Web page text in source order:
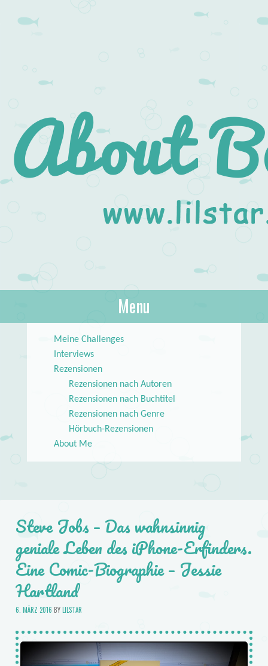
About Books
lilstar.de
Menu
Meine Challenges
Interviews
Rezensionen
Rezensionen nach Autoren
Rezensionen nach Buchtitel
Rezensionen nach Genre
Hörbuch-Rezensionen
About Me
Steve Jobs – Das wahnsinnig
geniale Leben des iPhone-Erfinders.
Eine Comic-Biographie – Jessie
Hartland
6. MÄRZ 2016 BYLILSTAR